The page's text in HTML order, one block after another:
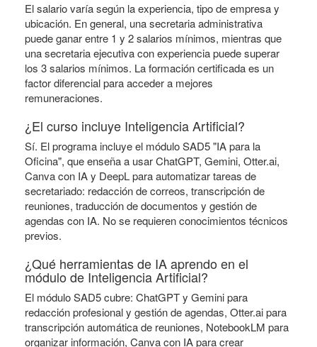
El salario varía según la experiencia, tipo de empresa y
ubicación. En general, una secretaria administrativa
puede ganar entre 1 y 2 salarios mínimos, mientras que
una secretaria ejecutiva con experiencia puede superar
los 3 salarios mínimos. La formación certificada es un
factor diferencial para acceder a mejores
remuneraciones.
¿El curso incluye Inteligencia Artificial?
Sí. El programa incluye el módulo SAD5 "IA para la
Oficina", que enseña a usar ChatGPT, Gemini, Otter.ai,
Canva con IA y DeepL para automatizar tareas de
secretariado: redacción de correos, transcripción de
reuniones, traducción de documentos y gestión de
agendas con IA. No se requieren conocimientos técnicos
previos.
¿Qué herramientas de IA aprendo en el
módulo de Inteligencia Artificial?
El módulo SAD5 cubre: ChatGPT y Gemini para
redacción profesional y gestión de agendas, Otter.ai para
transcripción automática de reuniones, NotebookLM para
organizar información, Canva con IA para crear